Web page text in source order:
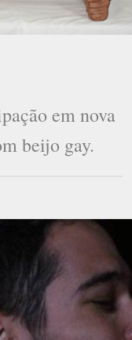
em nova
beijo gay.